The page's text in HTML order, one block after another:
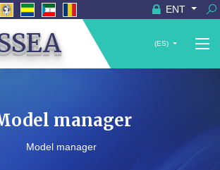
ENT
(ES)
manager
Model manager